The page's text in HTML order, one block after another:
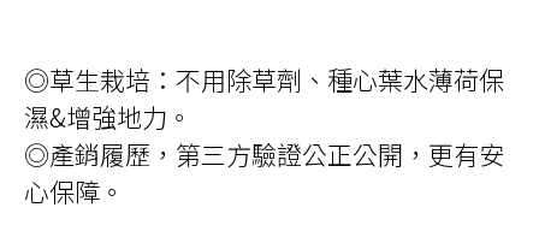
圍：
到
◎草生栽培：不用除草劑、種心葉水薄荷保
濕&增強地力。
◎產銷履歷，第三方驗證公正公開，更有安
心保障。